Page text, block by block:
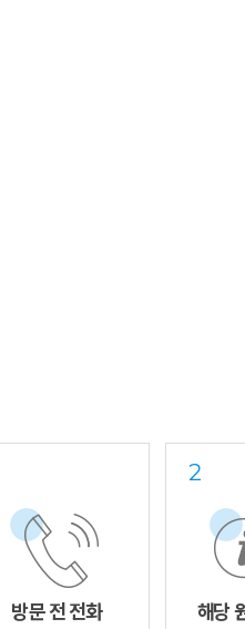
방문 전 전화 해당